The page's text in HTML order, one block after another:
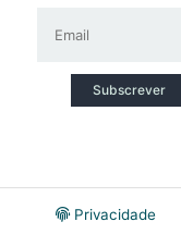
Subscrever
Privacidade